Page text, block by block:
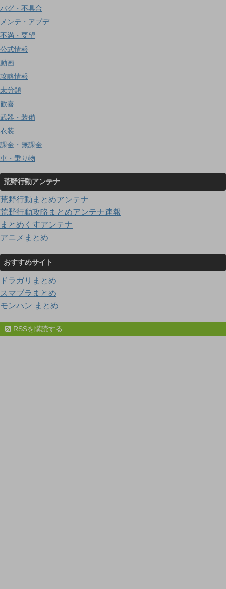
バグ・不具合
メンテ・アプデ
不満・要望
公式情報
動画
攻略情報
未分類
歓喜
武器・装備
衣装
課金・無課金
車・乗り物
荒野行動アンテナ
荒野行動まとめアンテナ
荒野行動攻略まとめアンテナ速報
まとめくすアンテナ
アニメまとめ
おすすめサイト
ドラガリまとめ
スマブラまとめ
モンハン まとめ
RSSを購読する